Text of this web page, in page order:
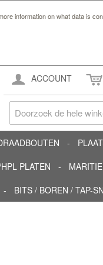
information on what data is
ACCOUNT
PLATEN
BITS / BOREN / TAP-